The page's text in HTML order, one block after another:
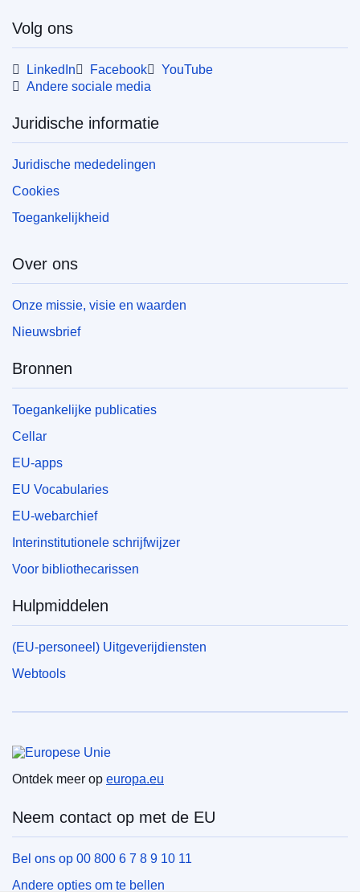
Volg ons
LinkedIn Facebook
YouTube
Andere sociale media
Juridische informatie
Juridische mededelingen
Cookies
Toegankelijkheid
Over ons
Onze missie, visie en waarden
Nieuwsbrief
Bronnen
Toegankelijke publicaties
Cellar
EU-apps
EU Vocabularies
EU-webarchief
Interinstitutionele schrijfwijzer
Voor bibliothecarissen
Hulpmiddelen
(EU-personeel) Uitgeverijdiensten
Webtools
Ontdek meer op europa.eu
Neem contact op met de EU
Bel ons op 00 800 6 7 8 9 10 11
Andere opties om te bellen